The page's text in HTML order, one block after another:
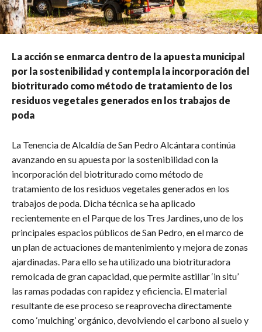
La acción se enmarca dentro de la apuesta municipal
por la sostenibilidad y contempla la incorporación del
biotriturado como método de tratamiento de los
residuos vegetales generados en los trabajos de
poda
La Tenencia de Alcaldía de San Pedro Alcántara continúa
avanzando en su apuesta por la sostenibilidad con la
incorporación del biotriturado como método de
tratamiento de los residuos vegetales generados en los
trabajos de poda. Dicha técnica se ha aplicado
recientemente en el Parque de los Tres Jardines, uno de los
principales espacios públicos de San Pedro, en el marco de
un plan de actuaciones de mantenimiento y mejora de zonas
ajardinadas. Para ello se ha utilizado una biotrituradora
remolcada de gran capacidad, que permite astillar ‘in situ’
las ramas podadas con rapidez y eficiencia. El material
resultante de ese proceso se reaprovecha directamente
como ‘mulching’ orgánico, devolviendo el carbono al suelo y